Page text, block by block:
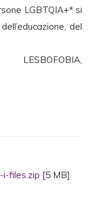
LGBTQIA+* si
del
files.zip [5 MB]